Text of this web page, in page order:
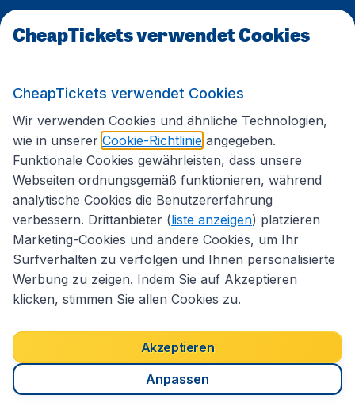
Internationale Webseiten
Folgen Sie uns:
Allgemeine Geschäftsbedingungen
Cookies
Copyright © 2026
CheapTickets verwendet Cookies
CheapTickets verwendet Cookies
Wir verwenden Cookies und ähnliche Technologien,
wie in unserer Cookie-Richtlinie angegeben.
Funktionale Cookies gewährleisten, dass unsere
Webseiten ordnungsgemäß funktionieren, während
analytische Cookies die Benutzererfahrung
verbessern. Drittanbieter (liste anzeigen) platzieren
Marketing-Cookies und andere Cookies, um Ihr
Surfverhalten zu verfolgen und Ihnen personalisierte
Werbung zu zeigen. Indem Sie auf Akzeptieren
klicken, stimmen Sie allen Cookies zu.
Akzeptieren
Anpassen